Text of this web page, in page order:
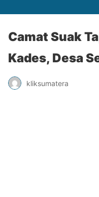
Camat Suak
Kades, Desa
kliksumatera